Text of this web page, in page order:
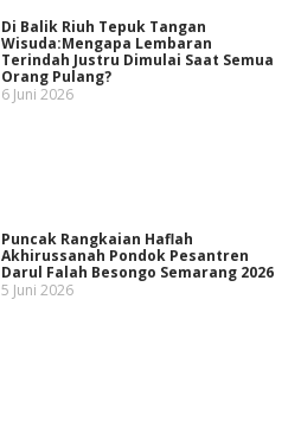
Di Balik Riuh Tepuk Tangan
Wisuda:Mengapa Lembaran
Terindah Justru Dimulai Saat Semua
Orang Pulang?
6 Juni 2026
Puncak Rangkaian Haflah
Akhirussanah Pondok Pesantren
Darul Falah Besongo Semarang 2026
5 Juni 2026